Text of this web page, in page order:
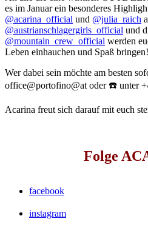
es im Januar ein besonderes
@acarina_official und @julia_raich
@austrianschlagergirls_official und
@mountain_crew_official werden
Leben einhauchen und Spaß
Wer dabei sein möchte am besten
office@portofino@at oder ☎️ unter
Acarina freut sich darauf mit euch
Folge
facebook
instagram